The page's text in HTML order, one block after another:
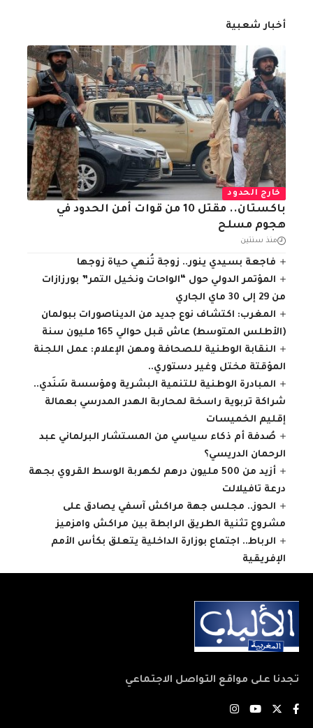
أخبار شعبية
خارج الحدود
باكستان.. مقتل 10 من قوات أمن الحدود في
هجوم مسلح
منذ سنتين
فاجعة بسيدي ينور.. زوجة تُنهي حياة زوجها
المؤتمر الدولي حول “الواحات ونخيل التمر” بورزازات
من 29 إلى 30 ماي الجاري
المغرب: اكتشاف نوع جديد من الديناصورات ببولمان
(الأطلس المتوسط) عاش قبل حوالي 165 مليون سنة
النقابة الوطنية للصحافة ومهن الإعلام: عمل اللجنة
المؤقتة مختل وغير دستوري..
المبادرة الوطنية للتنمية البشرية ومؤسسة سَنَدي..
شراكة تربوية راسخة لمحاربة الهدر المدرسي بعمالة
إقليم الخميسات
صُدفة أم ذكاء سياسي من المستشار البرلماني عبد
الرحمان الدريسي؟
أزيد من 500 مليون درهم لكهربة الوسط القروي بجهة
درعة تافيلالت
الحوز.. مجلس جهة مراكش آسفي يصادق على
مشروع تثنية الطريق الرابطة بين مراكش وامزميز
الرباط.. اجتماع بوزارة الداخلية يتعلق بكأس الأمم
الإفريقية
تجدنا على مواقع التواصل الاجتماعي